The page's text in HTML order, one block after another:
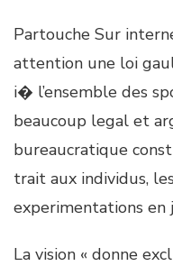
Partouche Sur
attention une loi
i� l’ensemble des
beaucoup legal et
bureaucratique
trait aux individus,
experimentations en
La vision « donne